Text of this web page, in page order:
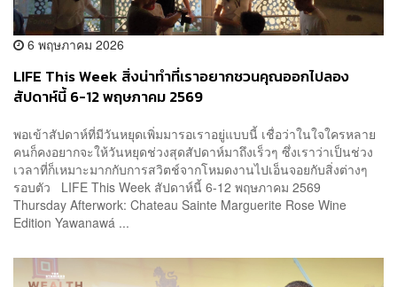
6 พฤษภาคม 2026
LIFE This Week สิ่งน่าทำที่เราอยากชวนคุณออกไปลอง
สัปดาห์นี้ 6-12 พฤษภาคม 2569
พอเข้าสัปดาห์ที่มีวันหยุดเพิ่มมารอเราอยู่แบบนี้ เชื่อว่าในใจใครหลาย
คนก็คงอยากจะให้วันหยุดช่วงสุดสัปดาห์มาถึงเร็วๆ ซึ่งเราว่าเป็นช่วง
เวลาที่ก็เหมาะมากกับการสวิตช์จากโหมดงานไปเอ็นจอยกับสิ่งต่างๆ
รอบตัว LIFE This Week สัปดาห์นี้ 6-12 พฤษภาคม 2569
Thursday Afterwork: Chateau Sainte Marguerite Rose Wine
Edition Yawanawá ...